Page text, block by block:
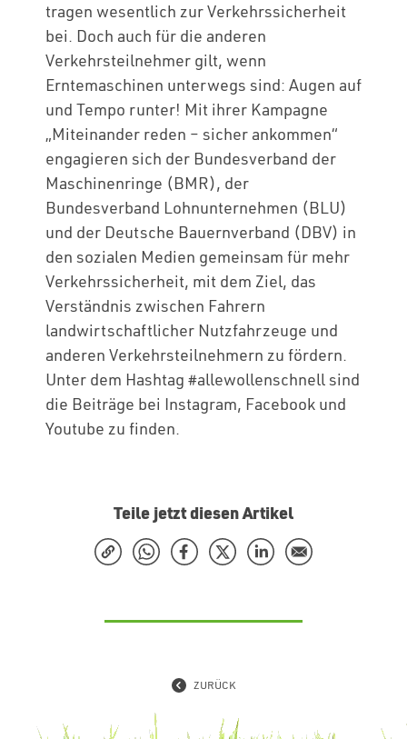
tragen wesentlich zur Verkehrssicherheit
bei. Doch auch für die anderen
Verkehrsteilnehmer gilt, wenn
Erntemaschinen unterwegs sind: Augen auf
und Tempo runter! Mit ihrer Kampagne
„Miteinander reden – sicher ankommen“
engagieren sich der Bundesverband der
Maschinenringe (BMR), der
Bundesverband Lohnunternehmen (BLU)
und der Deutsche Bauernverband (DBV) in
den sozialen Medien gemeinsam für mehr
Verkehrssicherheit, mit dem Ziel, das
Verständnis zwischen Fahrern
landwirtschaftlicher Nutzfahrzeuge und
anderen Verkehrsteilnehmern zu fördern.
Unter dem Hashtag #allewollenschnell sind
die Beiträge bei Instagram, Facebook und
Youtube zu finden.
Teile jetzt diesen Artikel
ZURÜCK